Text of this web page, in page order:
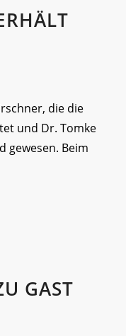
die die
und Dr. Tomke
gewesen. Beim
GAST